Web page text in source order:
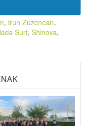
, Irun Zuzenean,
Surf, Shinova,